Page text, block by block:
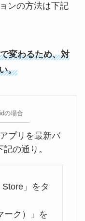
ンの方法は下記
変わるため、対
。
の場合
プリを最新バ
の通り。
」をタ
ーク）」を